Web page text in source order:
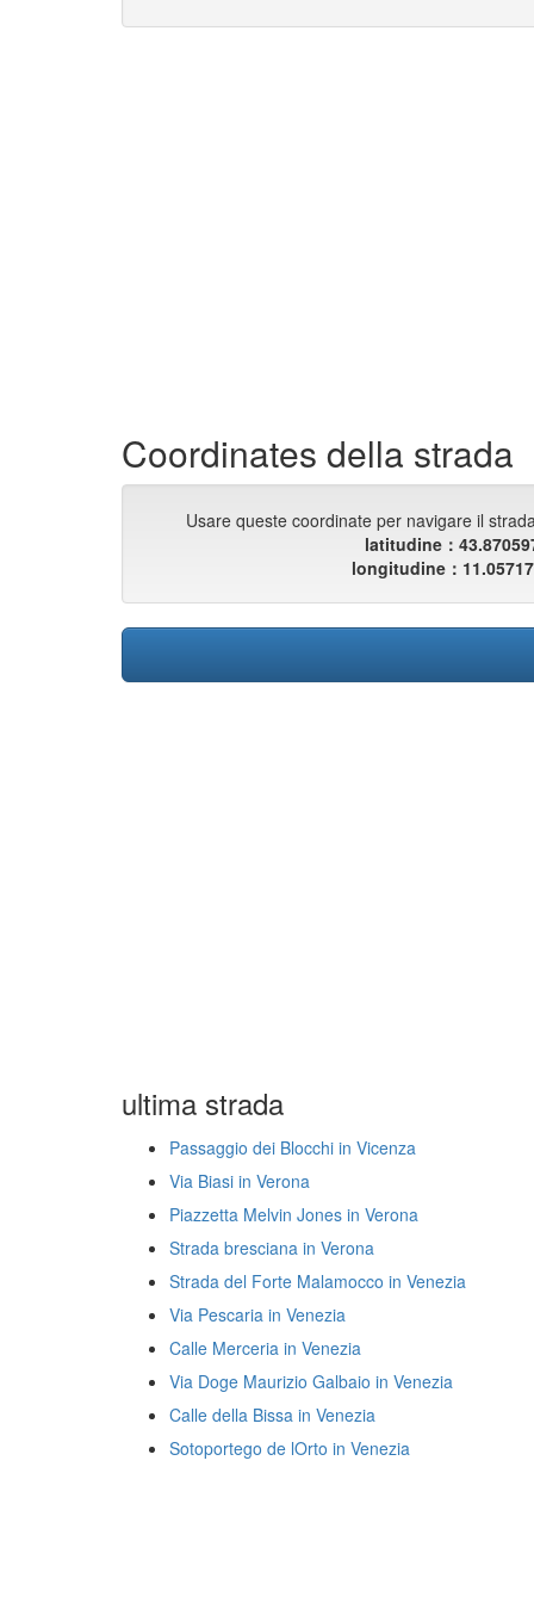
Coordinates della strada
Usare queste coordinate per navigare il
latitudine：
longitudine：
ultima strada
Passaggio dei Blocchi in Vicenza
Via Biasi in Verona
Piazzetta Melvin Jones in Verona
Strada bresciana in Verona
Strada del Forte Malamocco in Venezia
Via Pescaria in Venezia
Calle Merceria in Venezia
Via Doge Maurizio Galbaio in Venezia
Calle della Bissa in Venezia
Sotoportego de lOrto in Venezia